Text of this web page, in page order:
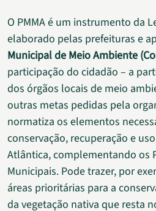
O PMMA é um instrumento da
elaborado pelas prefeituras e
Municipal de Meio Ambiente
participação do cidadão – a
dos órgãos locais de meio
outras metas pedidas pela
normatiza os elementos
conservação, recuperação e
Atlântica, complementando os
Municipais. Pode trazer, por
áreas prioritárias para a
da vegetação nativa que resta